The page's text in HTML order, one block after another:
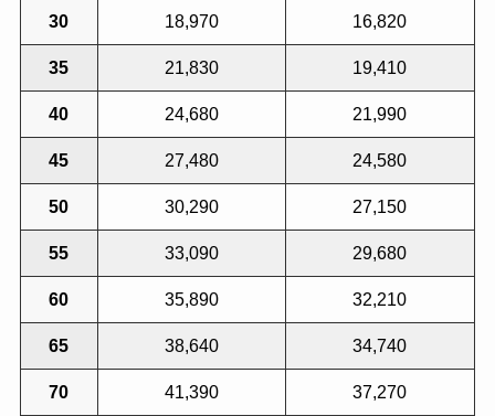
30 18,970 16,820
35 21,830 19,410
40 24,680 21,990
45 27,480 24,580
50 30,290 27,150
55 33,090 29,680
60 35,890 32,210
65 38,640 34,740
70 41,390 37,270